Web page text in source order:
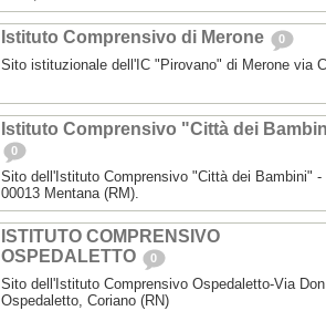
Istituto Comprensivo di Merone 0
Sito istituzionale dell'IC "Pirovano" di Merone via
Istituto Comprensivo "Città dei
0
Sito dell'Istituto Comprensivo "Città dei Bambini"
00013 Mentana (RM).
ISTITUTO COMPRENSIVO
OSPEDALETTO
0
Sito dell'Istituto Comprensivo Ospedaletto-Via
Ospedaletto, Coriano (RN)